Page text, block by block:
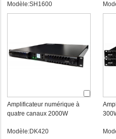
Modèle:SH1600
Amplificateur numérique à
quatre canaux 2000W
Modèle:DK420